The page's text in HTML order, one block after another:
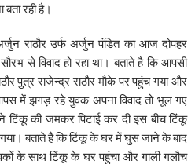
रही है।
राठौर उर्फ अर्जुन पंडित का आज दोपहर
से विवाद हो रहा था। बताते है कि आपसी
पुत्र राजेन्द्र राठौर मौके पर पहुंच गया और
में झगड़ रहे युवक अपना विवाद तो भूल गए
टिंकू की जमकर पिटाई कर दी इस बीच टिंकू
बताते है कि टिंकू के घर में घुस जाने के बाद
के साथ टिंकू के घर पहुंचा और गाली गलौच